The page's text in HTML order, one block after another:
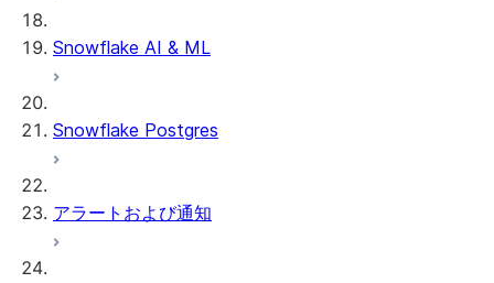
Snowflake AI & ML
Snowflake Postgres
アラートおよび通知